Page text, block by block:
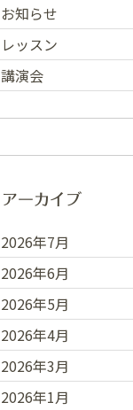
お知らせ
レッスン
講演会
アーカイブ
2026年7月
2026年6月
2026年5月
2026年4月
2026年3月
2026年1月